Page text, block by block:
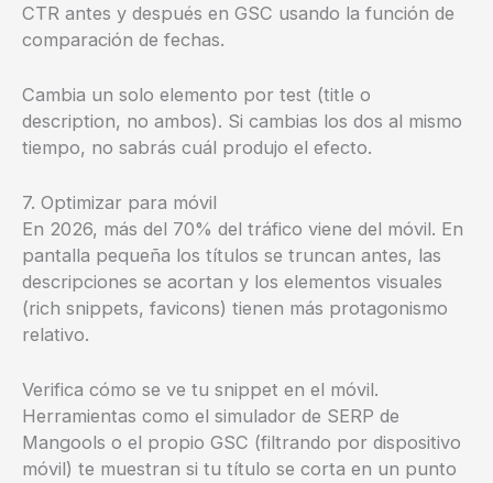
CTR antes y después en GSC usando la función de
comparación de fechas.
Cambia un solo elemento por test (title o
description, no ambos). Si cambias los dos al mismo
tiempo, no sabrás cuál produjo el efecto.
7. Optimizar para móvil
En 2026, más del 70% del tráfico viene del móvil. En
pantalla pequeña los títulos se truncan antes, las
descripciones se acortan y los elementos visuales
(rich snippets, favicons) tienen más protagonismo
relativo.
Verifica cómo se ve tu snippet en el móvil.
Herramientas como el simulador de SERP de
Mangools o el propio GSC (filtrando por dispositivo
móvil) te muestran si tu título se corta en un punto